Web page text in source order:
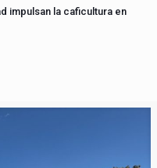
impulsan la caficultura en